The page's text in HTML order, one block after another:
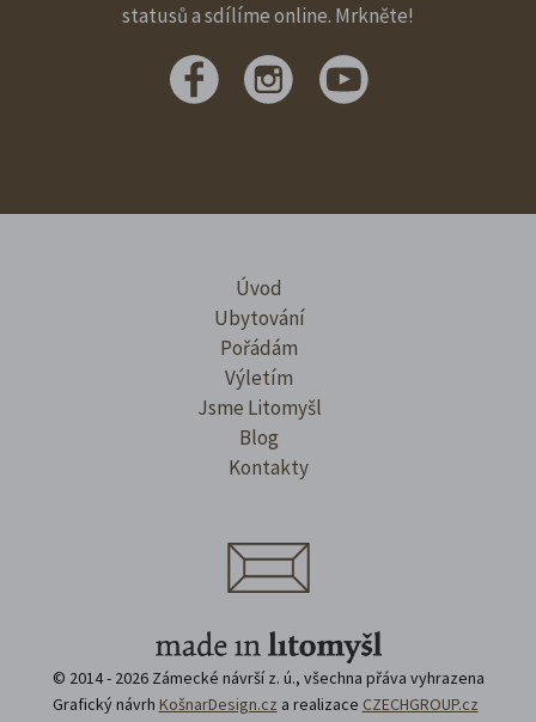
statusů a sdílíme online. Mrkněte!
Úvod
Ubytování
Pořádám
Výletím
Jsme Litomyšl
Blog
Kontakty
© 2014 - 2026 Zámecké návrší z. ú., všechna přáva vyhrazena
Grafický návrh KošnarDesign.cz a realizace CZECHGROUP.cz